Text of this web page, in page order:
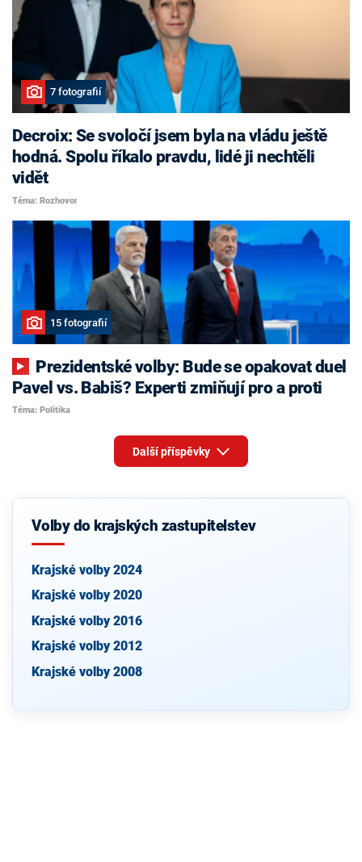
7 fotografií
Decroix: Se svoločí jsem byla na vládu ještě
hodná. Spolu říkalo pravdu, lidé ji nechtěli
vidět
Téma: Rozhovor
15 fotografií
Pavel vs. Babiš? Experti zmiňují pro a proti
Téma: Politika
Další příspěvky
Volby do krajských zastupitelstev
Krajské volby 2024
Krajské volby 2020
Krajské volby 2016
Krajské volby 2012
Krajské volby 2008